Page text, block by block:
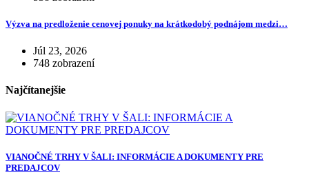
Výzva na predloženie cenovej ponuky na krátkodobý podnájom medzi…
Júl 23, 2026
748 zobrazení
Najčítanejšie
VIANOČNÉ TRHY V ŠALI: INFORMÁCIE A DOKUMENTY PRE
PREDAJCOV